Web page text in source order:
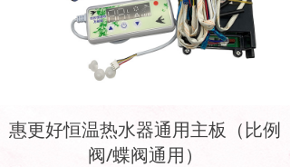
惠更好恒温热水器通用主板（比例
阀/蝶阀通用）